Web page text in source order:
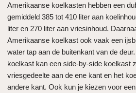
Amerikaanse koelkasten hebben een
gemiddeld 385 tot 410 liter aan
liter en 270 liter aan vriesinhoud.
Amerikaanse koelkast ook vaak een
water tap aan de buitenkant van de
koelkast kan een side-by-side koelkast
vriesgedeelte aan de ene kant en het
andere kant. Ook kun je kiezen voor